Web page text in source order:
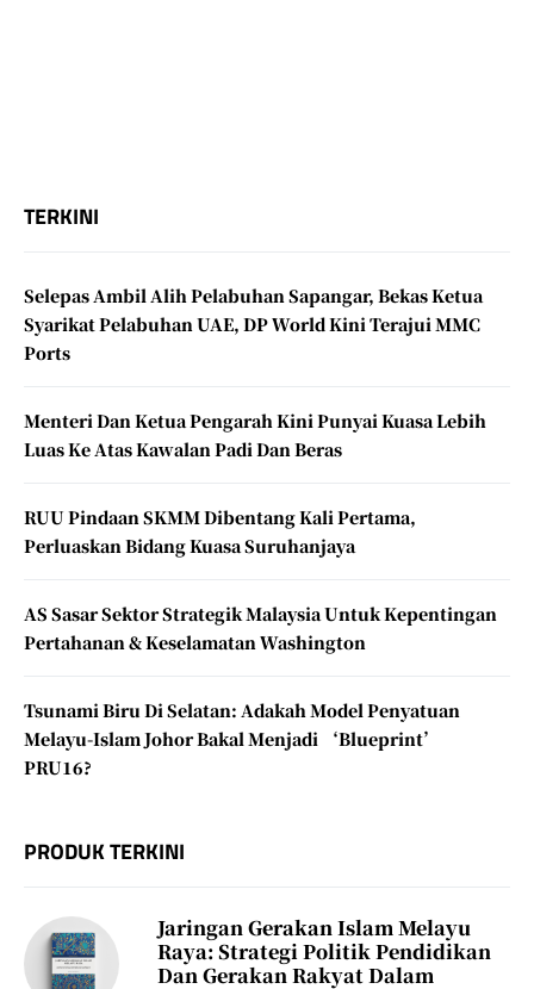
TERKINI
Selepas Ambil Alih Pelabuhan Sapangar, Bekas Ketua
Syarikat Pelabuhan UAE, DP World Kini Terajui MMC
Ports
Menteri Dan Ketua Pengarah Kini Punyai Kuasa Lebih
Luas Ke Atas Kawalan Padi Dan Beras
RUU Pindaan SKMM Dibentang Kali Pertama,
Perluaskan Bidang Kuasa Suruhanjaya
AS Sasar Sektor Strategik Malaysia Untuk Kepentingan
Pertahanan & Keselamatan Washington
Tsunami Biru Di Selatan: Adakah Model Penyatuan
Melayu-Islam Johor Bakal Menjadi ‘Blueprint’
PRU16?
PRODUK TERKINI
Jaringan Gerakan Islam Melayu
Raya: Strategi Politik Pendidikan
Dan Gerakan Rakyat Dalam